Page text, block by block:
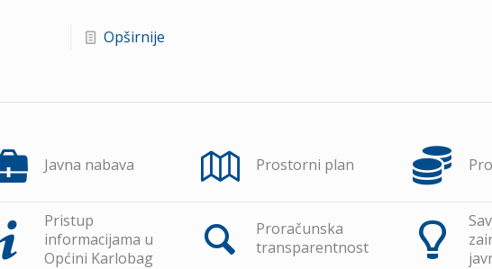
Opširnije
Javna nabava Prostorni plan
Pristup
informacijama u
Općini Karlobag
Proračunska
transparentnost